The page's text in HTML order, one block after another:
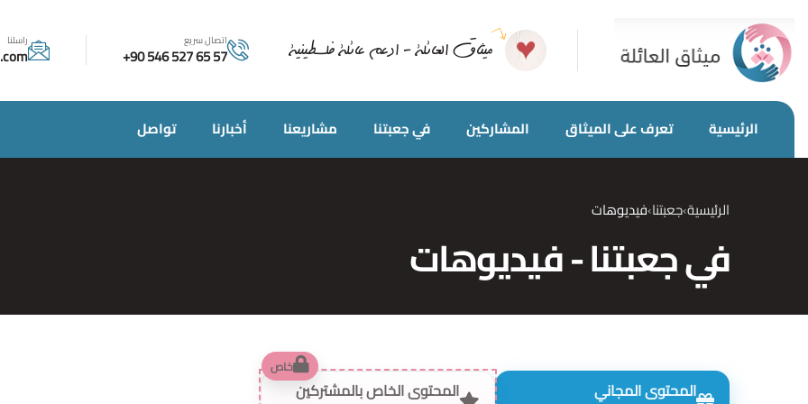
ميثاق العائلة - ادعم عائلة فلسطينية اتصال سريع
+90 546 527 65 57
راسلنا
الرئيسية تعرف على الميثاق المشاركين في جعبتنا مشاريعنا أخبارنا تواصل
الرئيسيةجعبتنا فيديوهات
في جعبتنا - فيديوهات
المحتوى المجاني المحتوى الخاص بالمشتركين
خاص